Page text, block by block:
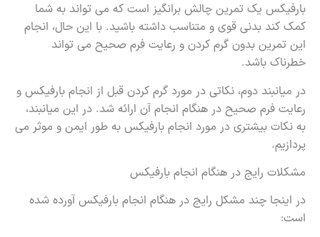
بارفیکس یک تمرین چالش برانگیز است که می تواند به شما
کمک کند بدنی قوی و متناسب داشته باشید. با این حال، انجام
این تمرین بدون گرم کردن و رعایت فرم صحیح می تواند
خطرناک باشد.
در میانبند دوم، نکاتی در مورد گرم کردن قبل از انجام بارفیکس و
رعایت فرم صحیح در هنگام انجام آن ارائه شد. در این میانبند،
به نکات بیشتری در مورد انجام بارفیکس به طور ایمن و موثر می
پردازیم.
مشکلات رایج در هنگام انجام بارفیکس
در اینجا چند مشکل رایج در هنگام انجام بارفیکس آورده شده
است: